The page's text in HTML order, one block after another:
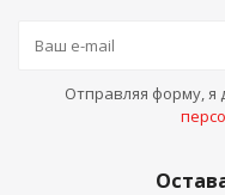
Отправляя форму, я